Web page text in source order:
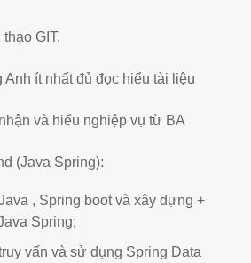
GIT.
Anh ít nhất đủ đọc hiểu tài liệu
và hiểu nghiệp vụ từ BA
(Java Spring):
, Spring boot và xây dựng +
Spring;
vấn và sử dụng Spring Data